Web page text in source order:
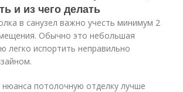
и из чего делать
в санузел важно учесть минимум 2
Обычно это небольшая
легко испортить неправильно
потолочную отделку лучше